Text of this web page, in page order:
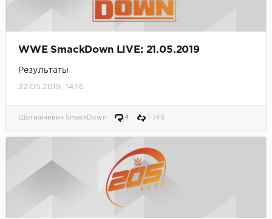
WWE SmackDown LIVE: 21.05.2019
Результаты
22.05.2019, 14:16
Щотижневик SmackDown 4 1 745